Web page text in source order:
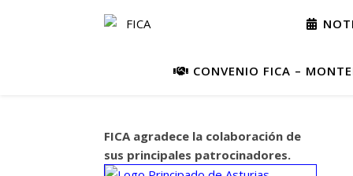
CONVENIO FICA –
FICA agradece la colaboración de
sus principales patrocinadores.